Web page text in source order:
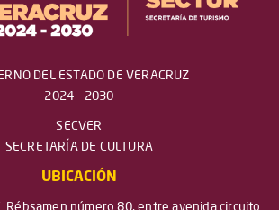
DEL ESTADO DE VERACRUZ
2024 - 2030
SECVER
SECRETARÍA DE CULTURA
UBICACIÓN